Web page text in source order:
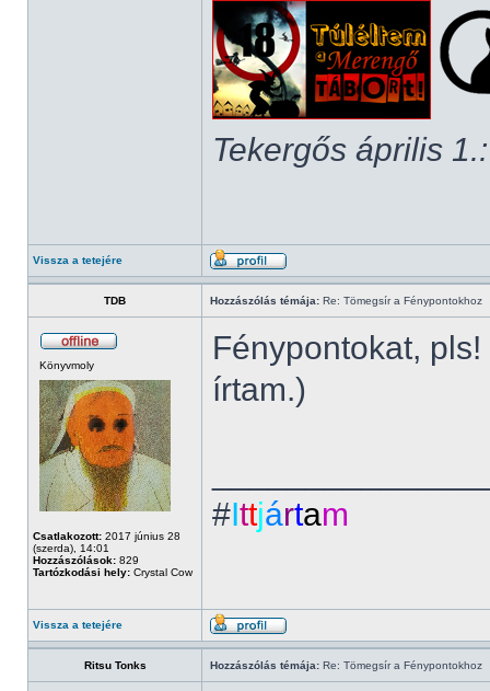
Tekergős április 1.:
Vissza a tetejére
TDB Hozzászólás témája: Re: Tömegsír a Fénypontokhoz
Könyvmoly
Csatlakozott: 2017 június 28
(szerda), 14:01
Hozzászólások: 829
Tartózkodási hely: Crystal Cow
Fénypontokat,
írtam.)
#Ittjártam
Vissza a tetejére
Ritsu Tonks Hozzászólás témája: Re: Tömegsír a Fénypontokhoz